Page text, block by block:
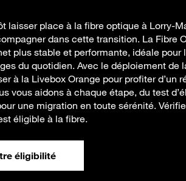
laisser place à la fibre optique à Lorry-
dans cette transition. La Fibre
plus stable et performante, idéale pour
du quotidien. Avec le déploiement de
à la Livebox Orange pour profiter d’un
vous aidons à chaque étape, du test
une migration en toute sérénité.
éligible à la fibre.
éligibilité